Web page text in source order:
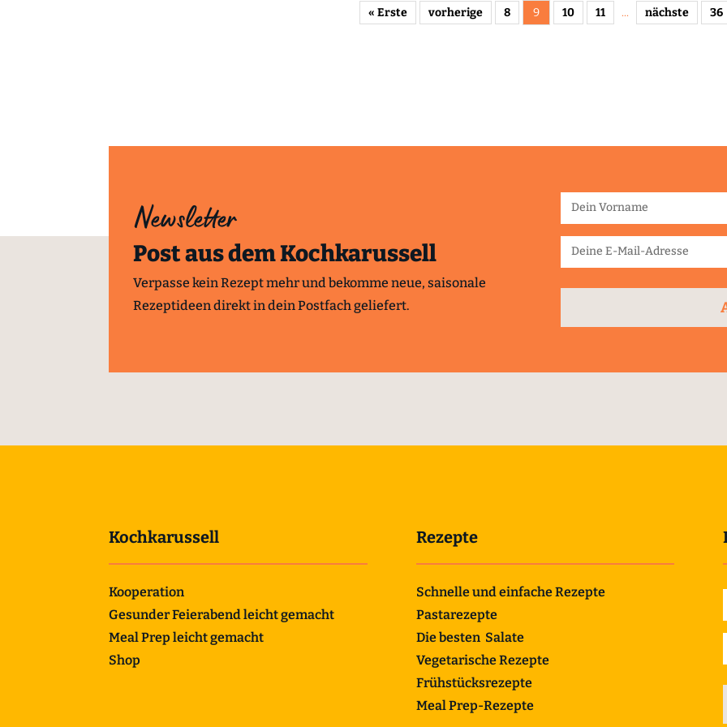
« Erste vorherige 8 9 10 11 ... nächste 36
Newsletter
Post aus dem Kochkarussell
Verpasse kein Rezept mehr und bekomme neue, saisonale
Rezeptideen direkt in dein Postfach geliefert.
Kochkarussell
Kooperation
Gesunder Feierabend leicht gemacht
Meal Prep leicht gemacht
Shop
Rezepte
Schnelle und einfache Rezepte
Pastarezepte
Die besten Salate
Vegetarische Rezepte
Frühstücksrezepte
Meal Prep-Rezepte